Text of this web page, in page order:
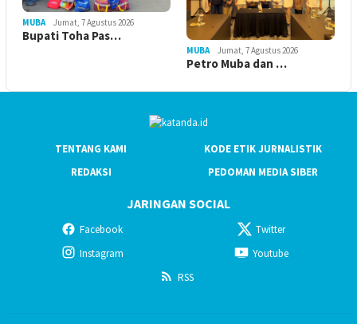
MUBA Jumat, 7 Agustus 2026
Bupati Toha Pas…
MUBA Jumat, 7 Agustus 2026
Petro Muba dan …
TENTANG KAMI
KODE ETIK JURNALISTIK
REDAKSI
PEDOMAN MEDIA SIBER
JARINGAN SOCIAL
Facebook
Twitter
Instagram
Youtube
RSS